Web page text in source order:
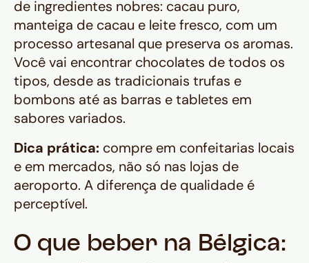
de ingredientes nobres: cacau puro,
manteiga de cacau e leite fresco, com um
processo artesanal que preserva os aromas.
Você vai encontrar chocolates de todos os
tipos, desde as tradicionais trufas e
bombons até as barras e tabletes em
sabores variados.
Dica prática: compre em confeitarias locais
e em mercados, não só nas lojas de
aeroporto. A diferença de qualidade é
perceptível.
O que beber na Bélgica: